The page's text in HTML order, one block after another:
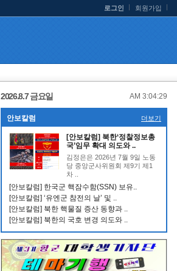
로그인 회원가입
2026.8.7 금요일 AM 3:04:30
안보칼럼 더보기
[안보칼럼] 북한‘정찰정보총
국’임무 확대 의도와 ..
김정은은 2026년 7월 9일 노동
당 중앙군사위원회 제9기 제1
차 ..
[안보칼럼] 한국군 핵잠수함(SSN) 보유..
[안보칼럼] ‘유엔군 참전의 날’ 및 ..
[안보칼럼] 북한 핵물질 증산 동향과 ..
[안보칼럼] 북한의 국호 변경 의도와 ..